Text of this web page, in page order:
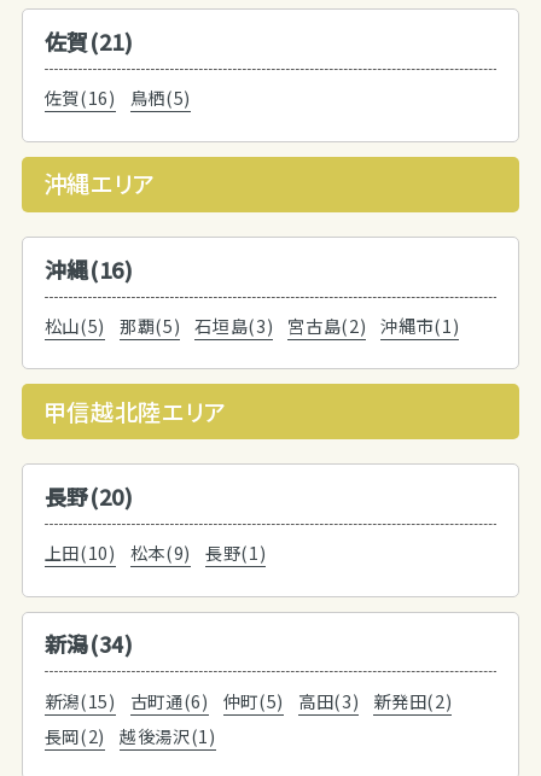
佐賀(21)
佐賀(16) 鳥栖(5)
沖縄エリア
沖縄(16)
松山(5) 那覇(5) 石垣島(3) 宮古島(2) 沖縄市(1)
甲信越北陸エリア
長野(20)
上田(10) 松本(9) 長野(1)
新潟(34)
新潟(15) 古町通(6) 仲町(5) 高田(3)
新発田(2)
長岡(2)
越後湯沢(1)